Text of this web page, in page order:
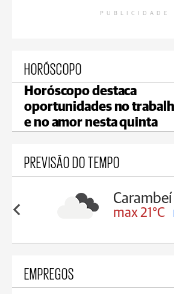
PUBLICIDADE
HORÓSCOPO
Horóscopo destaca
oportunidades no
e no amor nesta quinta
PREVISÃO DO TEMPO
18°C
Jaguariaíva
max 21°C
EMPREGOS